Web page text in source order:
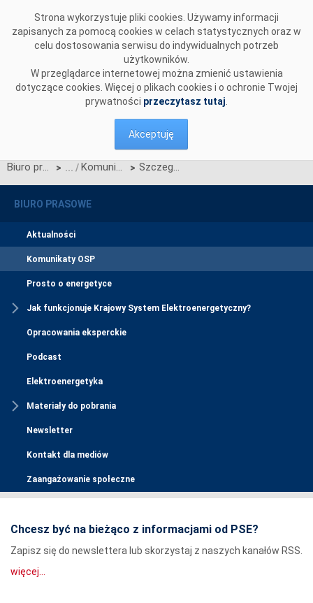
Strona wykorzystuje pliki cookies. Używamy informacji
zapisanych za pomocą cookies w celach statystycznych oraz w
celu dostosowania serwisu do indywidualnych potrzeb
użytkowników.
W przeglądarce internetowej można zmienić ustawienia
dotyczące cookies. Więcej o plikach cookies i o ochronie Twojej
prywatności przeczytasz tutaj
Akceptuję
Biuro prasowe > Komunikaty OSP > Szczegółowy harmonogram certyfikacji do aukcji głównej na rok dostaw 2030
BIURO PRASOWE
Aktualności
Komunikaty OSP
Prosto o energetyce
Jak funkcjonuje Krajowy System Elektroenergetyczny?
Opracowania eksperckie
Podcast
Elektroenergetyka
Materiały do pobrania
Newsletter
Kontakt dla mediów
Zaangażowanie społeczne
Chcesz być na bieżąco z informacjami od PSE?
Zapisz się do newslettera lub skorzystaj z naszych kanałów RSS.
więcej...